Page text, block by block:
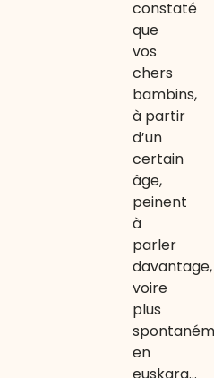
constaté
que
vos
chers
bambins,
à partir
d’un
certain
âge,
peinent
à
parler
davantage,
voire
plus
en
euskara…